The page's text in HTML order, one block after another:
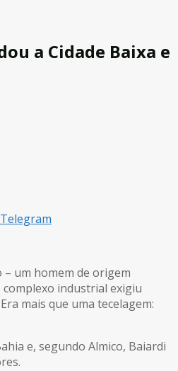
a Cidade Baixa e
– um homem de origem
complexo industrial exigiu
mais que uma tecelagem:
e, segundo Almico, Baiardi